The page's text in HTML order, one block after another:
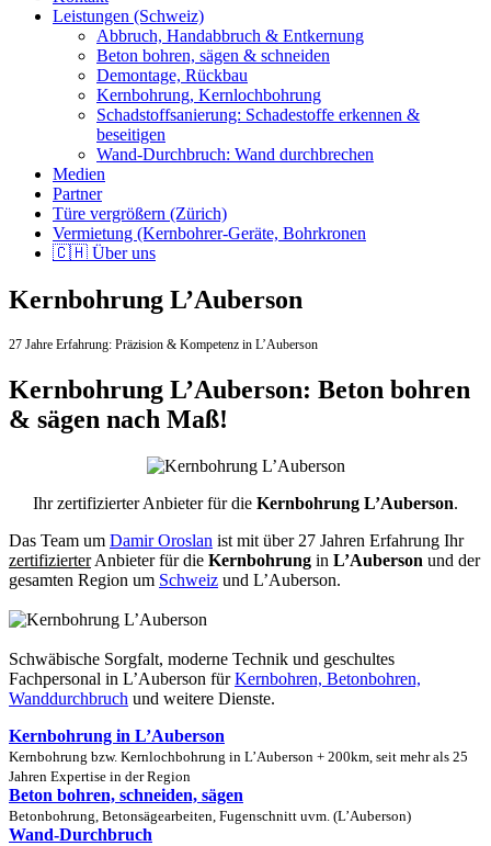
Leistungen (Schweiz)
Abbruch, Handabbruch & Entkernung
Beton bohren, sägen & schneiden
Demontage, Rückbau
Kernbohrung, Kernlochbohrung
Schadstoffsanierung: Schadestoffe erkennen &
beseitigen
Wand-Durchbruch: Wand durchbrechen
Medien
Partner
Türe vergrößern (Zürich)
Vermietung (Kernbohrer-Geräte, Bohrkronen
🇨🇭 Über uns
Kernbohrung L’Auberson
27 Jahre Erfahrung: Präzision & Kompetenz in L’Auberson
Kernbohrung L’Auberson: Beton bohren
& sägen nach Maß!
Ihr zertifizierter Anbieter für die Kernbohrung L’Auberson.
Das Team um Damir Oroslan ist mit über 27 Jahren Erfahrung Ihr
zertifizierterAnbieter für die Kernbohrung in L’Auberson und der
gesamten Region um Schweiz und L’Auberson.
Schwäbische Sorgfalt, moderne Technik und geschultes
Fachpersonal in L’Auberson fürKernbohren, Betonbohren,
Wanddurchbruch und weitere Dienste.
Kernbohrung in L’Auberson
Kernbohrung bzw. Kernlochbohrung in L’Auberson + 200km, seit mehr als 25
Jahren Expertise in der Region
Beton bohren, schneiden, sägen
Betonbohrung, Betonsägearbeiten, Fugenschnitt uvm. (L’Auberson)
Wand-Durchbruch